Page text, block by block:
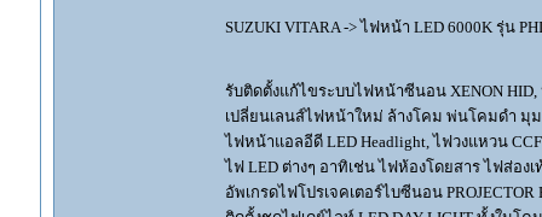
SUZUKI VITARA -> ไฟหน้า LED 6000K รุ่น
รับติดตั้งแก้ไขระบบไฟหน้าซีนอน XENON
เปลี่ยนเลนส์ไฟหน้าใหม่ ล้างโคม พ่นโคมดำ มุ
ไฟหน้าแอลอีดี LED Headlight, ไฟวงแหวน
ไฟ LED ต่างๆ อาทิเช่น ไฟห้องโดยสาร ไฟส่อ
อัพเกรดไฟโปรเจคเตอร์ไบซีนอน